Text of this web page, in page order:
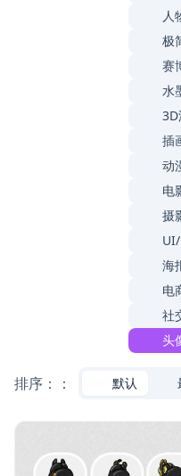
人
极
赛
水
3D
插
动
电
摄
海
电
社
头
排序：： 默认